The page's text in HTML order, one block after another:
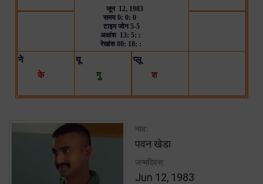
नाव:
पवन खेडा
जन्मदिवस:
Jun 12, 1983